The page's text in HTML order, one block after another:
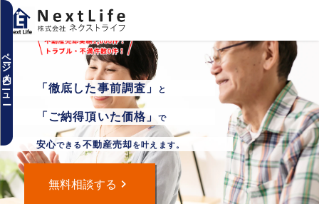
内容をスキップ
ページ内メニュー
お客様の要望を叶える3つの安
心
取引の状況が分かるので安心
代表あいさつ
不動産売却の実績
お客様アンケート
2つの不動産売却の方法
「徹底した事前調査」 と
「ご納得頂いた価格」で
安心できる 不動産売却を叶えます。
無料相談する